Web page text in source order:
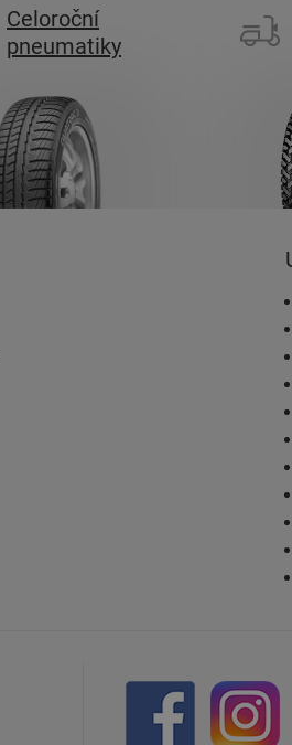
Celoroční
pneumatiky